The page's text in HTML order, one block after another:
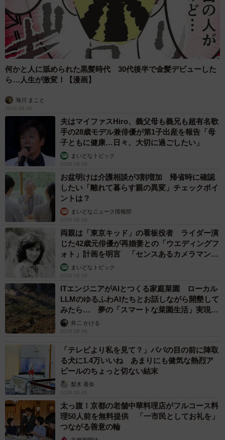
何かと人に舐められた黒髪時代 30代後半で金髪デビューした
ら…人生が激変！【漫画】
海川 まこと
2026.08.08
夫はマイファスHiro、義父母も義兄も超有名歌
手の28歳モデル兼俳優が第1子出産を報告「母
子ともに健康…日々、大切に過ごしたい」
まいどなトピック
2026.08.08
お盆明けは介護相談が3割増加 帰省時に確認
したい「離れて暮らす親の異変」チェックポイ
ントは？
まいどなニュース情報部
2026.08.08
両親は「東京キッド」の看板役者 ライダー演
じた42歳元俳優が再婚妻との「ウエディングフ
ォト」計画を明言 「センスあるカメラマン求
む」まいどなトピック
2026.08.08
ITエンジニアがAIとつくる家庭菜園 ローカル
LLMのゆるふわAIたちとお話しながら開墾して
みたら… 夢の「スマートな菜園生活」実現な
るか井二 かける
2026.08.08
「テレビより私を見て？」パパの目の前に陣取
る犬に1.4万いいね あまりにも健気な熱烈ア
ピールのちょっと切ない結末
梨木 香奈
2026.08.08
太っ腹！京都の老舗中華料理店がフルコース料
理50人前を無料提供 「一市民としてお礼を」
つながる善意の輪